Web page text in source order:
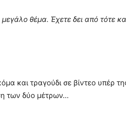
θέμα. Έχετε δει από τότε
και τραγούδι σε βίντεο υπέρ
των δύο μέτρων…